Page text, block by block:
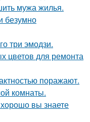
мужа жилья.
безумно
три эмодзи.
цветов для ремонта
поражают.
комнаты.
вы знаете